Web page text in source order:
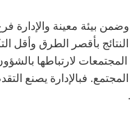
بيئة معينة والإدارة
بأقصر الطرق وأقل
لارتباطها بالشؤون
فبالإدارة يصنع